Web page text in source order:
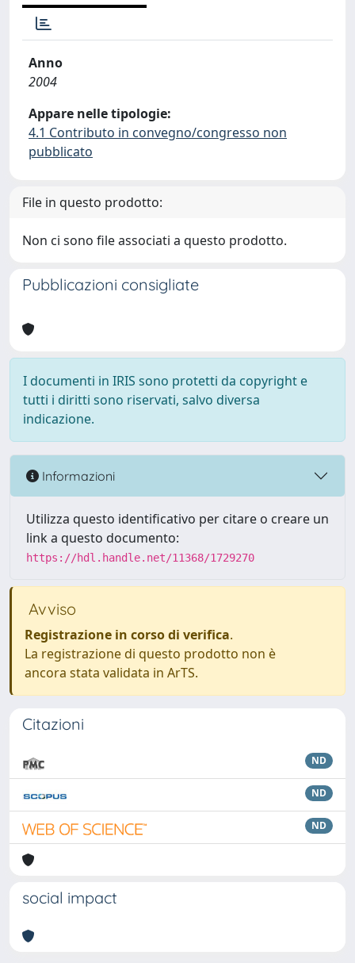
Anno
2004
Appare nelle tipologie:
4.1 Contributo in convegno/congresso non
pubblicato
File in questo prodotto:
Non ci sono file associati a questo prodotto.
Pubblicazioni consigliate
I documenti in IRIS sono protetti da copyright e
tutti i diritti sono riservati, salvo diversa
indicazione.
Informazioni
Utilizza questo identificativo per citare o creare un
link a questo documento:
https://hdl.handle.net/11368/1729270
Avviso
Registrazione in corso di verifica.
La registrazione di questo prodotto non è
ancora stata validata in ArTS.
Citazioni
ND
ND
ND
social impact